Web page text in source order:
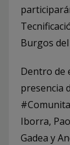
Burgos
Dentro de
presencia
Iborra,
Gadea y